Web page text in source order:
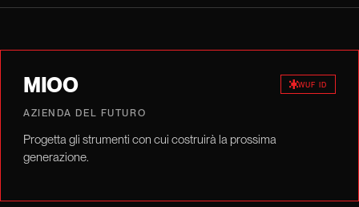
MIOO WUF ID
AZIENDA DEL FUTURO
Progetta gli strumenti con cui costruirà la prossima
generazione.